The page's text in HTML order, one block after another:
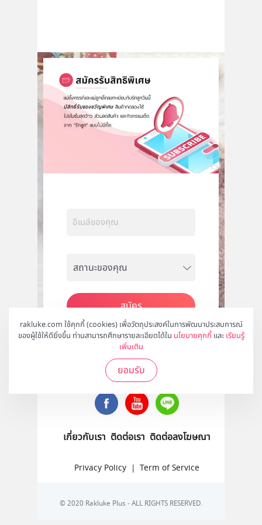
rakluke.com ใช้คุกกี้ (cookies) เพื่อวัตถุประสงค์ในการพัฒนาประสบการณ์
ของผู้ใช้ให้ดียิ่งขึ้น ท่านสามารถศึกษารายละเอียดได้ใน นโยบายคุกกี้ และ เรียนรู้
เพิ่มเติม
ยอมรับ
สมัคร
ติดตามเราได้ที่
เกี่ยวกับเรา ติดต่อเรา ติดต่อลงโฆษณา
Privacy Policy | Term of Service
© 2020 Rakluke Plus - ALL RIGHTS RESERVED.